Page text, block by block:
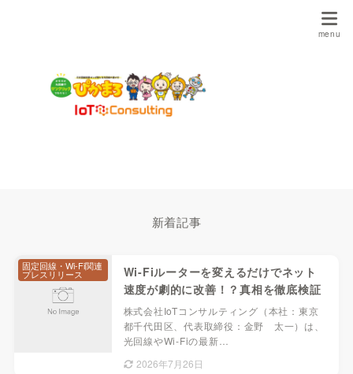
新着記事
Wi-Fiルーターを変えるだけでネット
速度が劇的に改善！？真相を徹底検証
株式会社IoTコンサルティング（本社：東京
都千代田区、代表取締役：金野 太一）は、
光回線やWi-Fiの最新…
2026年7月26日
固定回線・Wi-Fi関連
プレスリリース